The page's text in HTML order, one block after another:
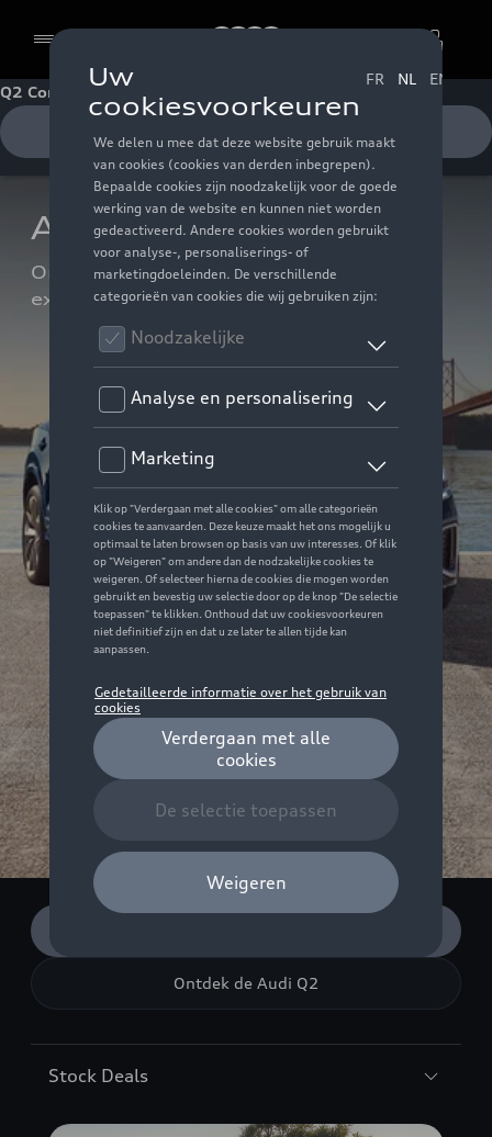
Cookies
Q2 Condities
Audi Q2 Condities
Ontdek de huidige voordelen en
exclusieve condities
Ontdek de Audi Q2
Stock Deals